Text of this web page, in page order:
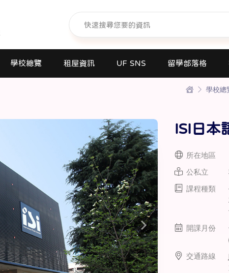
學校總覽
大學
研究所
商業日文課程
線上課程
寒暑假遊學套裝課程
打工度假
租屋資訊 UF SNS 留學部落格
學校總
ISI日本
所在地區
公私立
課程種類
開課月份
交通路線